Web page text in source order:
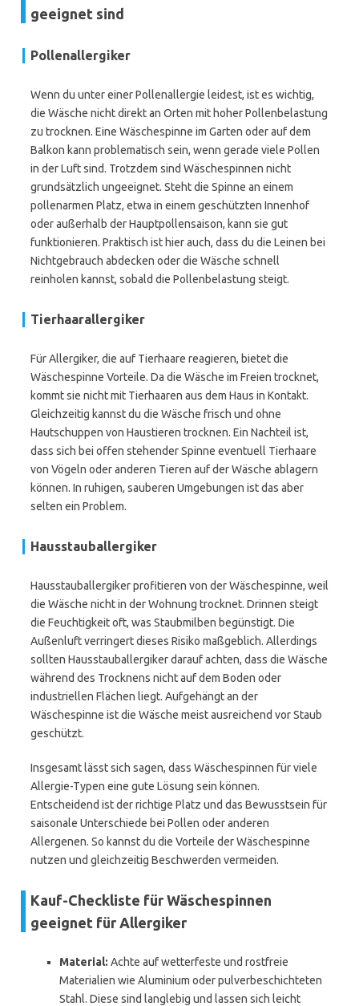
geeignet sind
Pollenallergiker
Wenn du unter einer Pollenallergie leidest, ist es wichtig,
die Wäsche nicht direkt an Orten mit hoher Pollenbelastung
zu trocknen. Eine Wäschespinne im Garten oder auf dem
Balkon kann problematisch sein, wenn gerade viele Pollen
in der Luft sind. Trotzdem sind Wäschespinnen nicht
grundsätzlich ungeeignet. Steht die Spinne an einem
pollenarmen Platz, etwa in einem geschützten Innenhof
oder außerhalb der Hauptpollensaison, kann sie gut
funktionieren. Praktisch ist hier auch, dass du die Leinen bei
Nichtgebrauch abdecken oder die Wäsche schnell
reinholen kannst, sobald die Pollenbelastung steigt.
Tierhaarallergiker
Für Allergiker, die auf Tierhaare reagieren, bietet die
Wäschespinne Vorteile. Da die Wäsche im Freien trocknet,
kommt sie nicht mit Tierhaaren aus dem Haus in Kontakt.
Gleichzeitig kannst du die Wäsche frisch und ohne
Hautschuppen von Haustieren trocknen. Ein Nachteil ist,
dass sich bei offen stehender Spinne eventuell Tierhaare
von Vögeln oder anderen Tieren auf der Wäsche ablagern
können. In ruhigen, sauberen Umgebungen ist das aber
selten ein Problem.
Hausstauballergiker
Hausstauballergiker profitieren von der Wäschespinne, weil
die Wäsche nicht in der Wohnung trocknet. Drinnen steigt
die Feuchtigkeit oft, was Staubmilben begünstigt. Die
Außenluft verringert dieses Risiko maßgeblich. Allerdings
sollten Hausstauballergiker darauf achten, dass die Wäsche
während des Trocknens nicht auf dem Boden oder
industriellen Flächen liegt. Aufgehängt an der
Wäschespinne ist die Wäsche meist ausreichend vor Staub
geschützt.
Insgesamt lässt sich sagen, dass Wäschespinnen für viele
Allergie-Typen eine gute Lösung sein können.
Entscheidend ist der richtige Platz und das Bewusstsein für
saisonale Unterschiede bei Pollen oder anderen
Allergenen. So kannst du die Vorteile der Wäschespinne
nutzen und gleichzeitig Beschwerden vermeiden.
Kauf-Checkliste für Wäschespinnen
geeignet für Allergiker
Material: Achte auf wetterfeste und rostfreie
Materialien wie Aluminium oder pulverbeschichteten
Stahl. Diese sind langlebig und lassen sich leicht